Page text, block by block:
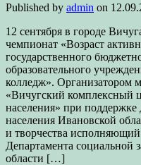
Published by admin on
12 сентября в городе
чемпионат «Возраст
государственного
образовательного
колледж».
«Вичугский комплексный
населения» при
населения Ивановской
и творчества исполняющий
Департамента социальной
области […]